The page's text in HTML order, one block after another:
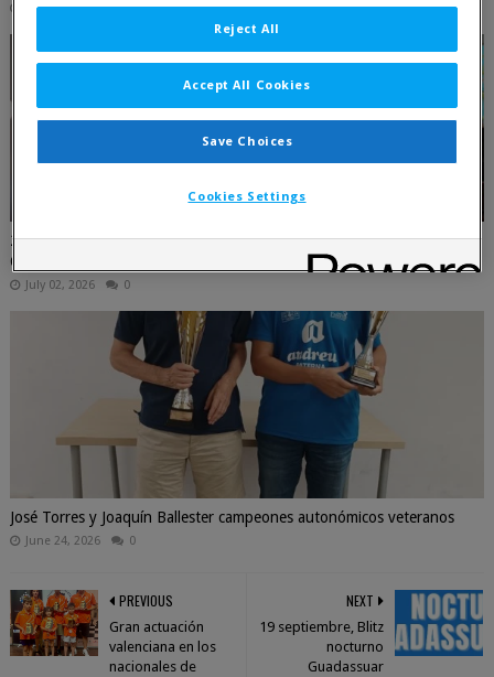
July 16, 2026 0
26-28 junio, IRT Sub-2000 Playas de Guardamar, vence Martín
Otero (crónica)
July 02, 2026 0
José Torres y Joaquín Ballester campeones autonómicos veteranos
June 24, 2026 0
NEXT
19 septiembre, Blitz
nocturno
Guadassuar
PREVIOUS
Gran actuación
valenciana en los
nacionales de
Reject All
Accept All Cookies
Save Choices
Cookies Settings